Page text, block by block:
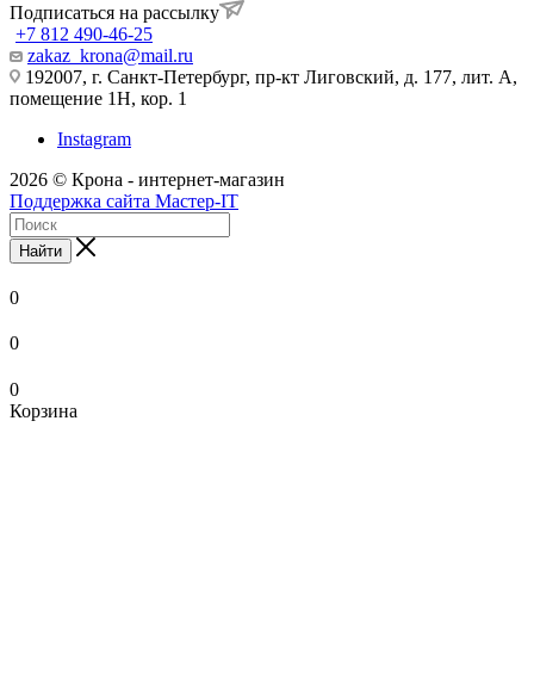
Подписаться на рассылку
+7 812 490-46-25
zakaz_krona@mail.ru
192007, г. Санкт-Петербург, пр-кт Лиговский, д. 177, лит. А,
помещение 1Н, кор. 1
Instagram
2026 © Крона - интернет-магазин
Поддержка сайта Мастер-IT
Найти
0
0
0
Корзина